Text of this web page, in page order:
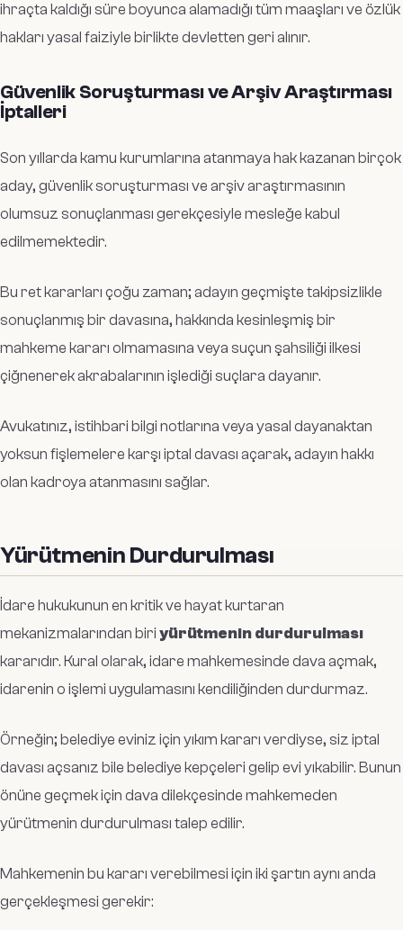
ihraçta kaldığı süre boyunca alamadığı tüm maaşları ve özlük
hakları yasal faiziyle birlikte devletten geri alınır.
Güvenlik Soruşturması ve Arşiv Araştırması
İptalleri
Son yıllarda kamu kurumlarına atanmaya hak kazanan birçok
aday, güvenlik soruşturması ve arşiv araştırmasının
olumsuz sonuçlanması gerekçesiyle mesleğe kabul
edilmemektedir.
Bu ret kararları çoğu zaman; adayın geçmişte takipsizlikle
sonuçlanmış bir davasına, hakkında kesinleşmiş bir
mahkeme kararı olmamasına veya suçun şahsiliği ilkesi
çiğnenerek akrabalarının işlediği suçlara dayanır.
Avukatınız, istihbari bilgi notlarına veya yasal dayanaktan
yoksun fişlemelere karşı iptal davası açarak, adayın hakkı
olan kadroya atanmasını sağlar.
Yürütmenin Durdurulması
İdare hukukunun en kritik ve hayat kurtaran
mekanizmalarından biri yürütmenin durdurulması
kararıdır. Kural olarak, idare mahkemesinde dava açmak,
idarenin o işlemi uygulamasını kendiliğinden durdurmaz.
Örneğin; belediye eviniz için yıkım kararı verdiyse, siz iptal
davası açsanız bile belediye kepçeleri gelip evi yıkabilir. Bunun
önüne geçmek için dava dilekçesinde mahkemeden
yürütmenin durdurulması talep edilir.
Mahkemenin bu kararı verebilmesi için iki şartın aynı anda
gerçekleşmesi gerekir: